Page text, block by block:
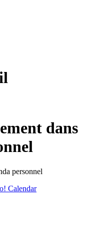
dans
personnel
Calendar